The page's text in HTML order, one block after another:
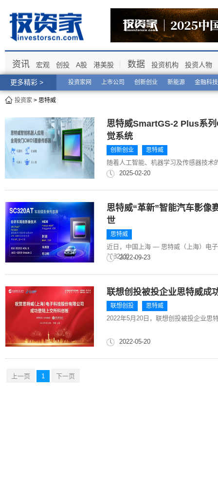
更多精彩 > 投资家网 上市公司 创新创业 新能源 金融科技
资讯 宏观 创投 A股 港美股 数据 投资机构 投资人物
投资家 > 思特威
思特威SmartGS-2 Plus系
觉系统
创新创业 思特威
随着人工智能、机器学习及传感器技
2025-02-20
思特威“革新”智能汽车影像
世
思特威
近日，中国上海 — 思特威（上海）电
688213），...
2022-09-23
联想创投被投企业思特威成
联想创投 思特威
2022年5月20日，联想创投被投企业思
2022-05-20
上一页 1 下一页